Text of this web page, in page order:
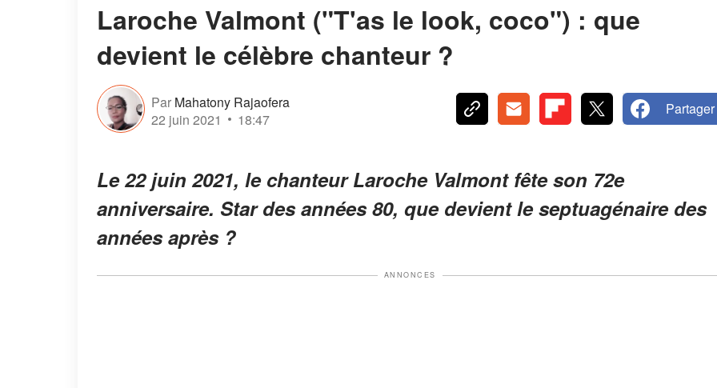
Laroche Valmont ("T'as le look, coco") : que
devient le célèbre chanteur ?
Par Mahatony Rajaofera
22 juin 2021
18:47
Partager
Le 22 juin 2021, le chanteur Laroche Valmont fête son 72e
anniversaire. Star des années 80, que devient le septuagénaire des
années après ?
ANNONCES